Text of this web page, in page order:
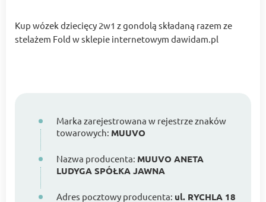
Kup wózek dziecięcy 2w1 z gondolą składaną razem ze
stelażem Fold w sklepie internetowym dawidam.pl
Marka zarejestrowana w rejestrze znaków
towarowych: MUUVO
Nazwa producenta: MUUVO ANETA
LUDYGA SPÓŁKA JAWNA
Adres pocztowy producenta: ul. RYCHLA 18